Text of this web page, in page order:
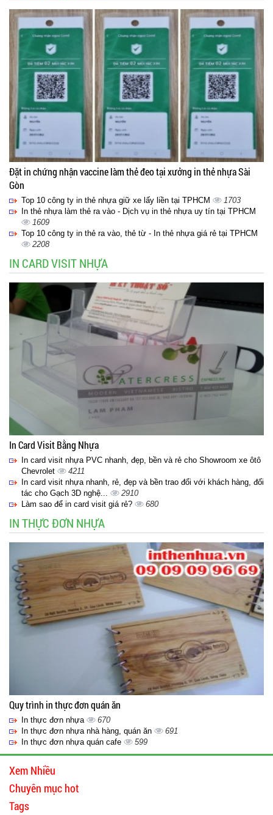
Đặt in chứng nhận vaccine làm thẻ đeo tại xưởng in thẻ nhựa Sài
Gòn
Top 10 công ty in thẻ nhựa giữ xe lấy liền tại TPHCM
1703
In thẻ nhựa làm thẻ ra vào - Dịch vụ in thẻ nhựa uy tín tại TPHCM
1609
Top 10 công ty in thẻ ra vào, thẻ từ - In thẻ nhựa giá rẻ tại TPHCM
2208
IN CARD VISIT NHỰA
In Card Visit Bằng Nhựa
In card visit nhựa PVC nhanh, đẹp, bền và rẻ cho Showroom xe ôtô
Chevrolet
4211
In card visit nhựa nhanh, rẻ, đẹp và bền trao đổi với khách hàng, đối
tác cho Gạch 3D nghệ...
2910
Làm sao để in card visit giá rẻ?
680
IN THỰC ĐƠN NHỰA
Quy trình in thực đơn quán ăn
In thực đơn nhựa
670
In thực đơn nhựa nhà hàng, quán ăn
691
In thực đơn nhựa quán cafe
599
Xem Nhiều
Chuyên mục hot
Tags